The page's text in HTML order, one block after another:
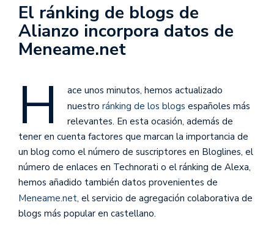
El ránking de blogs de
Alianzo incorpora datos de
Meneame.net
H
ace unos minutos, hemos actualizado
nuestro ránking de los blogs españoles más
relevantes. En esta ocasión, además de
tener en cuenta factores que marcan la importancia de
un blog como el número de suscriptores en Bloglines, el
número de enlaces en Technorati o el ránking de Alexa,
hemos añadido también datos provenientes de
Meneame.net, el servicio de agregación colaborativa de
blogs más popular en castellano.